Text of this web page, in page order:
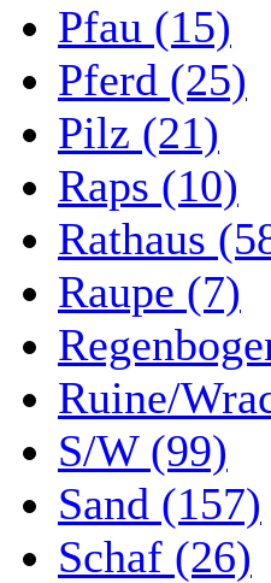
Pfau (15)
Pferd (25)
Pilz (21)
Raps (10)
Rathaus
Raupe (7)
Ruine/
S/W (99)
Sand (157)
Schaf (26)